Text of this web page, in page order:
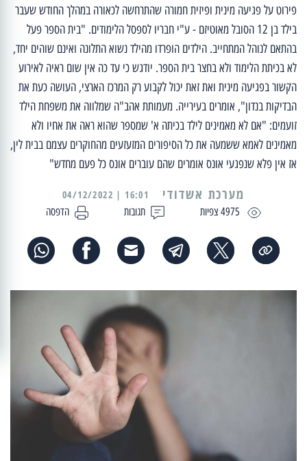
פירוט על פגיעה מינית ופיזית חמורה שהתרחשה לכאורה במהלך החודש שעבר
בילד בן 12 הסובל מאוטיזם - ע"י חבריו לספסל הלימודים. "בית הספר פעל
בהתאם לנוהל המתחייב. הילדים הופרדו מהילד נשוא התלונה ואינם שוהים יחד,
לא בכיתת הלימוד ולא בחצר בית הספר. יודגש כי עד כה אין שום ראיה לאירוע
הקשור בפגיעה מינית ואת זאת יכול לקבוע רק המרכז הארצי, העושה כעת את
הבדיקות בנדון", אומרים בעירייה. מעמותת אהב"ה שמלווה את משפחת הילד
זועמים: "אם לא מאמינים לילד בכיתה א' שמספר שהוא ראה את אחיו ולא
מאמינים לאמא ששמעה את כל הסיפורים המזעזעים מהחוקרים עצמם בבית לין,
אז אין פלא שנפגעי אונס אומרים שהם עוברים אונס כל פעם מחדש"
4975 צפיות תגובות הדפסה
מערכת אשדודי 16:01 | 04/12/2022